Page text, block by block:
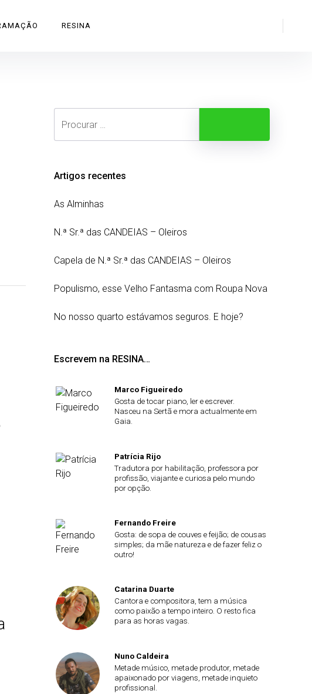
RESINA
Artigos recentes
As Alminhas
N.ª Sr.ª das CANDEIAS – Oleiros
Capela de N.ª Sr.ª das CANDEIAS – Oleiros
Populismo, esse Velho Fantasma com Roupa Nova
No nosso quarto estávamos seguros. E hoje?
Escrevem na RESINA…
Marco Figueiredo
Gosta de tocar piano, ler e escrever.
Nasceu na Sertã e mora actualmente em
Gaia.
Patrícia Rijo
Tradutora por habilitação, professora por
profissão, viajante e curiosa pelo mundo
por opção.
Fernando Freire
Gosta: de sopa de couves e feijão; de cousas
simples; da mãe natureza e de fazer feliz o
outro!
Catarina Duarte
Cantora e compositora, tem a música
como paixão a tempo inteiro. O resto fica
para as horas vagas.
Nuno Caldeira
Metade músico, metade produtor, metade
apaixonado por viagens, metade inquieto
profissional.